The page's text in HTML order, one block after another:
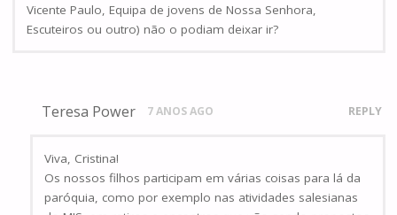
Vicente Paulo, Equipa de jovens de Nossa Senhora,
Escuteiros ou outro) não o podiam deixar ir?
Teresa Power 7 ANOS AGO REPLY
Viva, Cristina!
Os nossos filhos participam em várias coisas para lá da
paróquia, como por exemplo nas atividades salesianas